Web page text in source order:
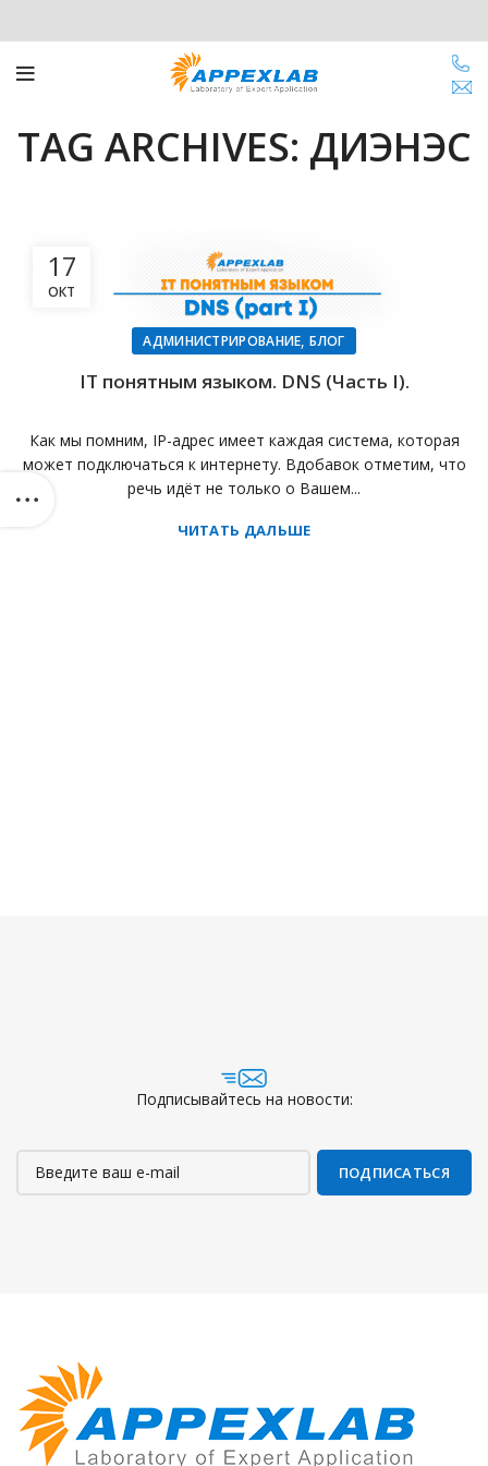
TAG ARCHIVES: ДИЭНЭС
17
ОКТ
АДМИНИСТРИРОВАНИЕ,БЛОГ
IT понятным языком. DNS (Часть I).
Как мы помним, IP-адрес имеет каждая система, которая
может подключаться к интернету. Вдобавок отметим, что
речь идёт не только о Вашем...
ЧИТАТЬ ДАЛЬШЕ
Подписывайтесь на новости: